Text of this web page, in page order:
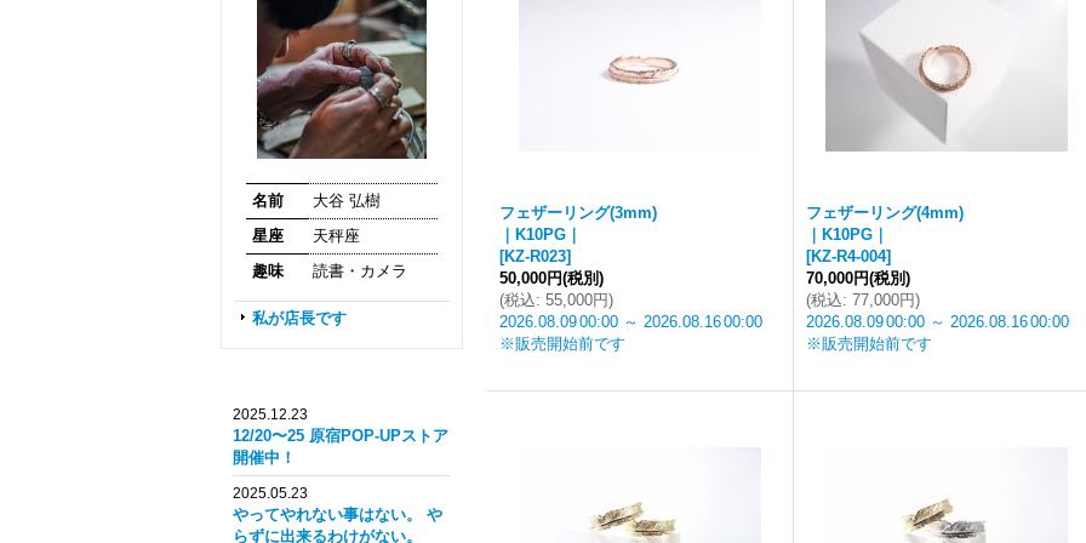
名前
大谷 弘樹
星座
天秤座
趣味
読書・カメラ
私が店長です
2025.12.23
12/20〜25 原宿POP-UPストア
開催中！
2025.05.23
やってやれない事はない。 や
らずに出来るわけがない。
フェザーリング(3mm)
｜K10PG｜
[KZ-R023]
50,000円(税別)
(税込: 55,000円)
2026.08.0900:00 ～ 2026.08.1600:00
※販売開始前です
フェザーリング(4mm)
｜K10PG｜
[KZ-R4-004]
70,000円(税別)
(税込: 77,000円)
2026.08.0900:00 ～ 2026.08.1600:00
※販売開始前です